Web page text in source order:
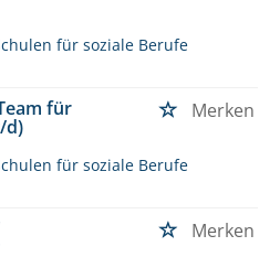
für soziale Berufe
für
d)
Merken
für soziale Berufe
Merken